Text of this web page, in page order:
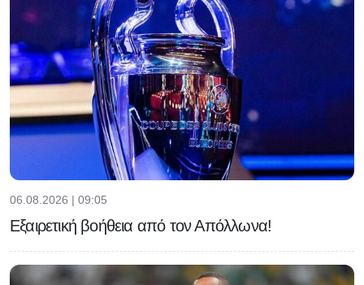
06.08.2026 | 09:05
Εξαιρετική βοήθεια από τον Απόλλωνα!